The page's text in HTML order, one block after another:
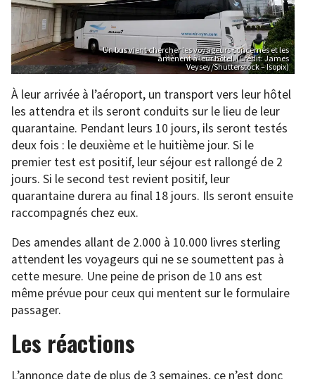
Un bus vient chercher les voyageurs concernés et les
amènent à leur hôtel. (Crédit: James
Veysey/Shutterstock – Isopix)
À leur arrivée à l’aéroport, un transport vers leur hôtel
les attendra et ils seront conduits sur le lieu de leur
quarantaine. Pendant leurs 10 jours, ils seront testés
deux fois : le deuxième et le huitième jour. Si le
premier test est positif, leur séjour est rallongé de 2
jours. Si le second test revient positif, leur
quarantaine durera au final 18 jours. Ils seront ensuite
raccompagnés chez eux.
Des amendes allant de 2.000 à 10.000 livres sterling
attendent les voyageurs qui ne se soumettent pas à
cette mesure. Une peine de prison de 10 ans est
même prévue pour ceux qui mentent sur le formulaire
passager.
Les réactions
L’annonce date de plus de 3 semaines, ce n’est donc